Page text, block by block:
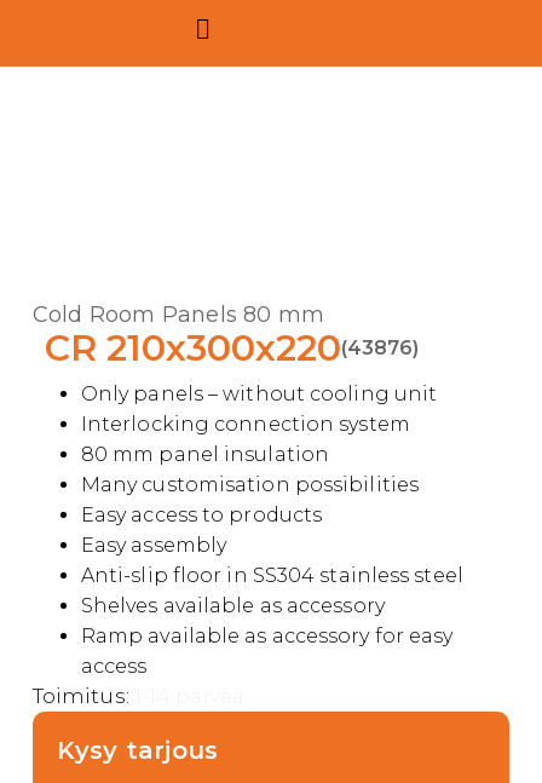
Cold Room Panels 80 mm
CR 210x300x220(43876)
Only panels – without cooling unit
Interlocking connection system
80 mm panel insulation
Many customisation possibilities
Easy access to products
Easy assembly
Anti-slip floor in SS304 stainless steel
Shelves available as accessory
Ramp available as accessory for easy
access
Toimitus:
Kysy tarjous